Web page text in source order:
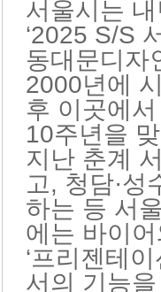
서울시는
‘2025 S/S
동대문디자
2000년에
후 이곳에
10주년을
지난 춘계
고, 청담·
하는 등 서
에는 바이
‘프리젠테
서의 기능